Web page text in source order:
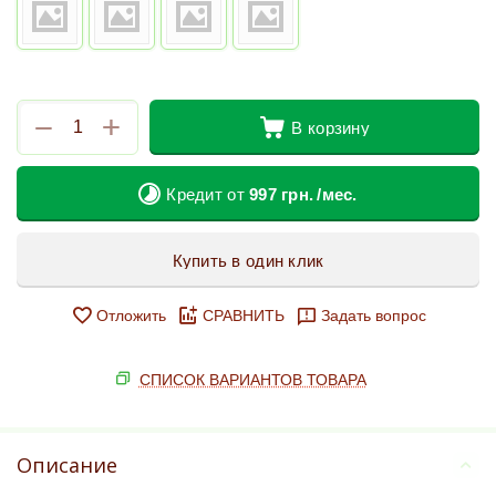
+
− В корзину
Кредит от997грн./мес.
Купить в один клик
Отложить СРАВНИТЬ Задать вопрос
СПИСОК ВАРИАНТОВ ТОВАРА
Описание